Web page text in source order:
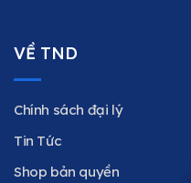
VỀ TND
Chính sách đại lý
Tin Tức
Shop bản quyền